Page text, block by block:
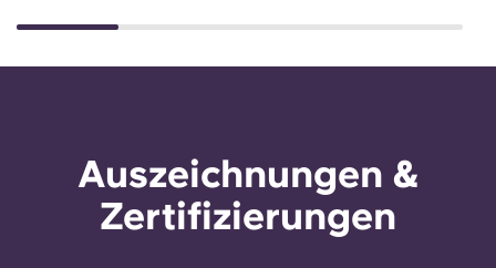
Auszeichnungen &
Zertifizierungen